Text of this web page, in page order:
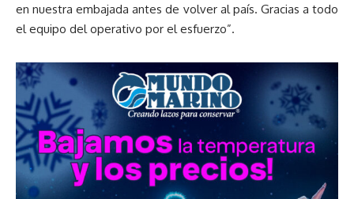
en nuestra embajada antes de volver al país. Gracias a todo
el equipo del operativo por el esfuerzo”.